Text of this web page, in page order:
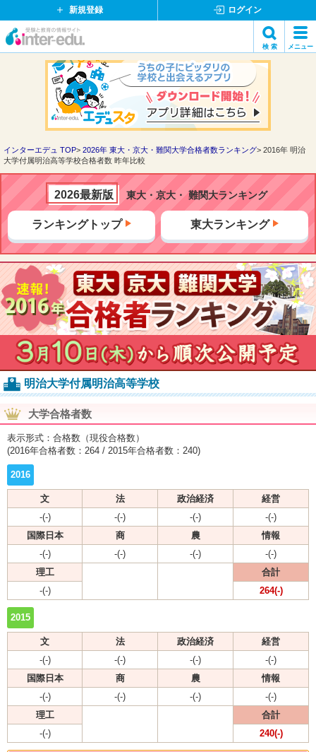
新規登録 ログイン
イ
ド
ッ
ト
検 索 メニュー
検索
インターエデュ TOP 2026年 東大・京大・難関大学合格者数ランキング
2016年 明治
大学付属明治高等学校合格者数 昨年比較
2026最新版 東大・京大・ 難関大ランキング
ランキングトップ 東大ランキング
明治大学付属明治高等学校
大学合格者数
表示形式：合格数（現役合格数）
(2016年合格者数：264 / 2015年合格者数：240)
2016
文 法 政治経済
経営
-(-)
-(-) -(-)
-(-)
国際日本
商 農
情報
-(-)
-(-) -(-)
-(-)
理工
合計
-(-)
264(-)
2015
文 法 政治経済
経営
-(-)
-(-) -(-)
-(-)
国際日本
商 農
情報
-(-)
-(-) -(-)
-(-)
理工
合計
-(-)
240(-)